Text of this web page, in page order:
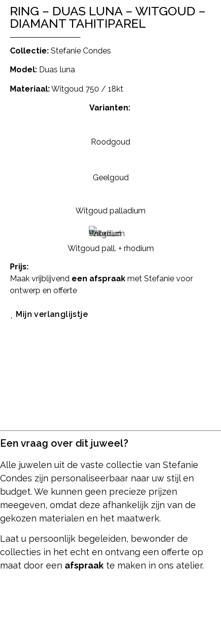
RING – DUAS LUNA – WITGOUD –
DIAMANT TAHITIPAREL
Collectie: Stefanie Condes
Model: Duas luna
Materiaal:Witgoud 750 / 18kt
Varianten:
Roodgoud
Geelgoud
Witgoud palladium
Witgoud pall. + rhodium
Prijs:
Maak vrijblijvend een afspraak met Stefanie voor
ontwerp en offerte
Mijn verlanglijstje
Een vraag over dit juweel?
Alle juwelen uit de vaste collectie van Stefanie
Condes zijn personaliseerbaar naar uw stijl en
budget. We kunnen geen precieze prijzen
meegeven, omdat deze afhankelijk zijn van de
gekozen materialen en het maatwerk.
Laat u persoonlijk begeleiden, bewonder de
collecties in het echt en ontvang een offerte op
maat door een afspraak te maken in ons atelier.